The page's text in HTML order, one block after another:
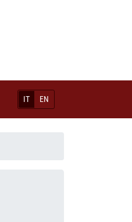
IT EN